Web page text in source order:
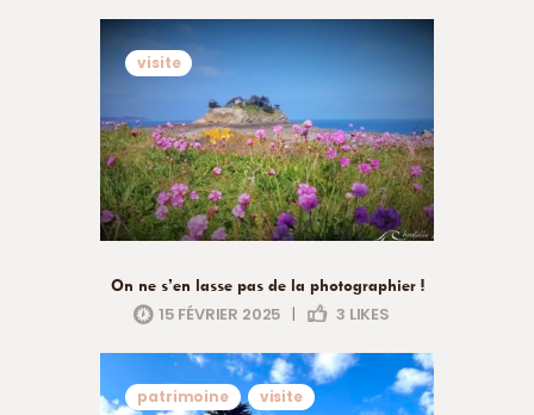
visite
On ne s’en lasse pas de la photographier !
15 FÉVRIER 2025 | 3 LIKES
patrimoine visite